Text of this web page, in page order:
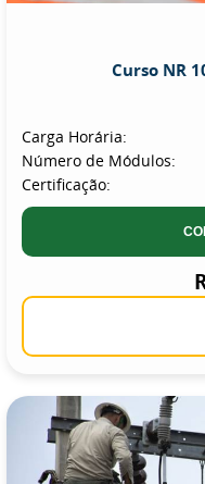
Curso NR
Carga Horária:
Número de Módulos:
Certificação: